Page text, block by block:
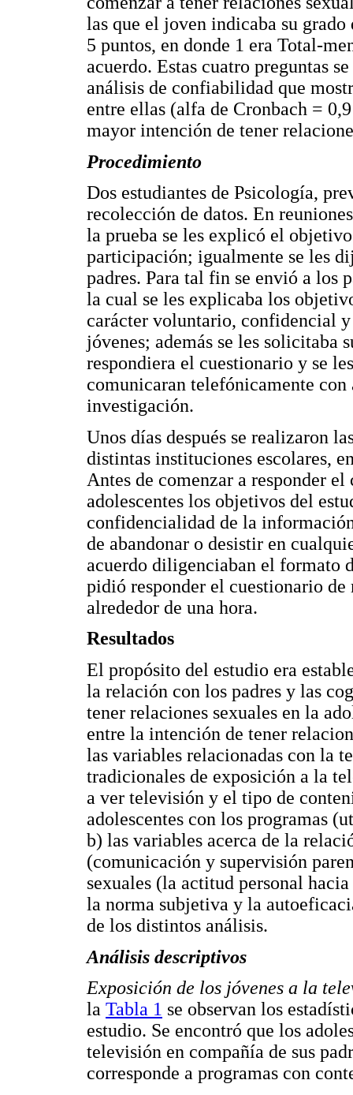
las que el joven indicaba su
5 puntos, en donde 1 era Total-
acuerdo. Estas cuatro preguntas
análisis de confiabilidad que
entre ellas (alfa de Cronbach =
mayor intención de tener
Procedimiento
Dos estudiantes de Psicología,
recolección de datos. En
la prueba se les explicó el
participación; igualmente se les
padres. Para tal fin se envió a los
la cual se les explicaba los
carácter voluntario, confidencial
jóvenes; además se les solicitaba
respondiera el cuestionario y se
comunicaran telefónicamente
investigación.
Unos días después se realizaron
distintas instituciones escolares,
Antes de comenzar a responder
adolescentes los objetivos del
confidencialidad de la
de abandonar o desistir en
acuerdo diligenciaban el formato
pidió responder el cuestionario
alrededor de una hora.
Resultados
El propósito del estudio era
la relación con los padres y las
tener relaciones sexuales en la
entre la intención de tener
las variables relacionadas con la
tradicionales de exposición a la
a ver televisión y el tipo de
adolescentes con los programas
b) las variables acerca de la
(comunicación y supervisión
sexuales (la actitud personal
la norma subjetiva y la
de los distintos análisis.
Análisis descriptivos
Exposición de los jóvenes a la
la Tabla 1 se observan los
estudio. Se encontró que los
televisión en compañía de sus
corresponde a programas con